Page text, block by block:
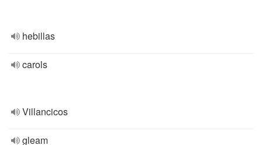
hebillas
carols
Villancicos
gleam